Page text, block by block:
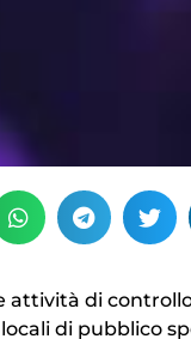
attività di
di pubblico